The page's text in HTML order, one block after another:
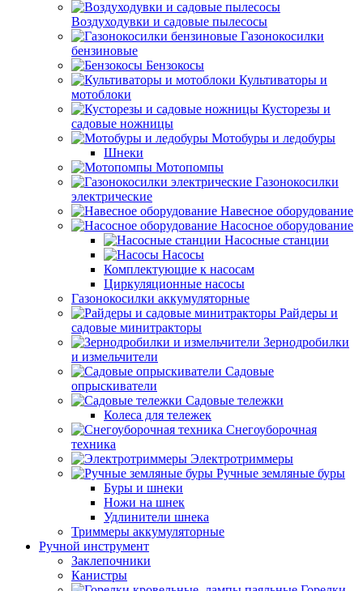
Воздуходувки и садовые пылесосы
Газонокосилки
бензиновые
Бензокосы
Культиваторы и
мотоблоки
Кусторезы и
садовые ножницы
Мотобуры и ледобуры
Шнеки
Мотопомпы
Газонокосилки
электрические
Навесное оборудование
Насосное оборудование
Насосные станции
Насосы
Комплектующие к насосам
Циркуляционные насосы
Газонокосилки аккумуляторные
Райдеры и
садовые минитракторы
Зернодробилки
и измельчители
Садовые
опрыскиватели
Садовые тележки
Колеса для тележек
Снегоуборочная
техника
Электротриммеры
Ручные земляные буры
Буры и шнеки
Ножи на шнек
Удлинители шнека
Триммеры аккумуляторные
Ручной инструмент
Заклепочники
Канистры